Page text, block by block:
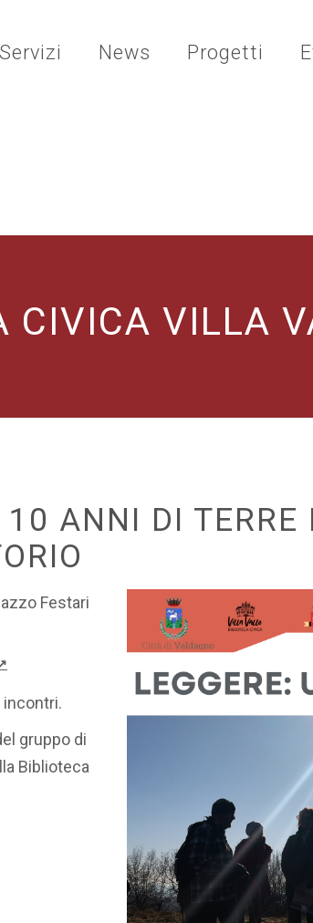
Servizi News Progetti
CIVICA VILLA
ANNI DI TERRE
Festari
gruppo di
Biblioteca